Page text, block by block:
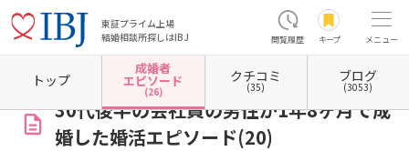
東証プライム上場
結婚相談所探しはIBJ
閲覧履歴 キープ メニュー
ホーム 奈良県の結婚相談所 婚活サポートスマイル 成婚者エピソード一覧 成婚者エ
30代後半の会社員の男性が1年8ヶ月で成
婚した婚活エピソード(20)
トップ
成婚者
エピソード
(26)
クチコミ
(35)
ブログ
(3053)